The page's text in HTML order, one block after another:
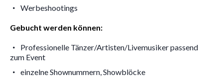
Werbeshootings
Gebucht werden können:
Professionelle Tänzer/Artisten/Livemusiker passend
zum Event
einzelne Shownummern, Showblöcke